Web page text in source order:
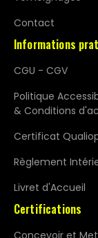
Contact
Informations
CGU - CGV
Politique
& Conditions
Certificat
Règlement
Livret d'Accueil
Certifications
Concevoir et